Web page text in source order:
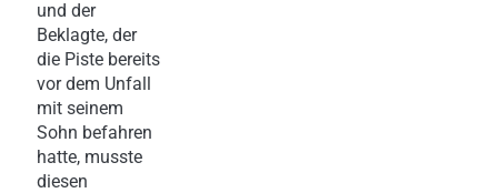
und der
Beklagte, der
die Piste bereits
vor dem Unfall
mit seinem
Sohn befahren
hatte, musste
diesen